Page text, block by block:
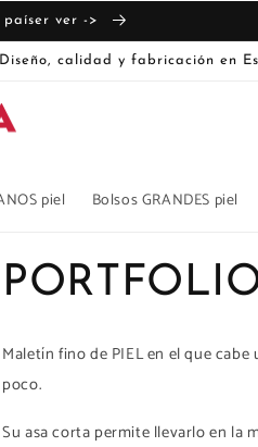
paíser ver ->
calidad y fabricación en
piel Bolsos GRANDES piel
Maletín fino de PIEL en el que
poco.
Su asa corta permite llevarlo en la